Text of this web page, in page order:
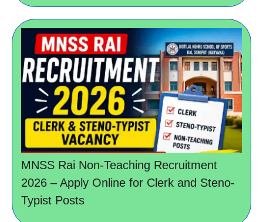
MNSS Rai Non-Teaching Recruitment
2026 – Apply Online for Clerk and Steno-
Typist Posts